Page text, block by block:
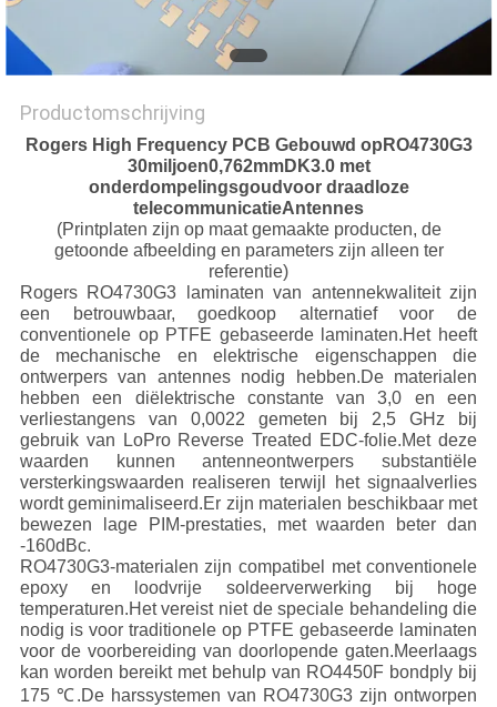
Productomschrijving
Rogers High Frequency PCB Gebouwd op RO4730G3
30miljoen0,762mmDK3.0 met
onderdompelingsgoudvoor draadloze
telecommunicatieAntennes
(Printplaten zijn op maat gemaakte producten, de
getoonde afbeelding en parameters zijn alleen ter
referentie)
Rogers RO4730G3 laminaten van antennekwaliteit zijn
een betrouwbaar, goedkoop alternatief voor de
conventionele op PTFE gebaseerde laminaten.Het heeft
de mechanische en elektrische eigenschappen die
ontwerpers van antennes nodig hebben.De materialen
hebben een diëlektrische constante van 3,0 en een
verliestangens van 0,0022 gemeten bij 2,5 GHz bij
gebruik van LoPro Reverse Treated EDC-folie.Met deze
waarden kunnen antenneontwerpers substantiële
versterkingswaarden realiseren terwijl het signaalverlies
wordt geminimaliseerd.Er zijn materialen beschikbaar met
bewezen lage PIM-prestaties, met waarden beter dan
-160dBc.
RO4730G3-materialen zijn compatibel met conventionele
epoxy en loodvrije soldeerverwerking bij hoge
temperaturen.Het vereist niet de speciale behandeling die
nodig is voor traditionele op PTFE gebaseerde laminaten
voor de voorbereiding van doorlopende gaten.Meerlaags
kan worden bereikt met behulp van RO4450F bondply bij
175 ℃.De harssystemen van RO4730G3 zijn ontworpen